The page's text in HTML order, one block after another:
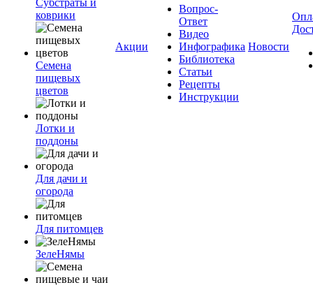
Субстраты и
коврики
Семена
пищевых
цветов
Лотки и
поддоны
Для дачи и
огорода
Для питомцев
ЗелеНямы
Акции
Вопрос-
Ответ
Видео
Инфографика
Библиотека
Статьи
Рецепты
Инструкции
Новости